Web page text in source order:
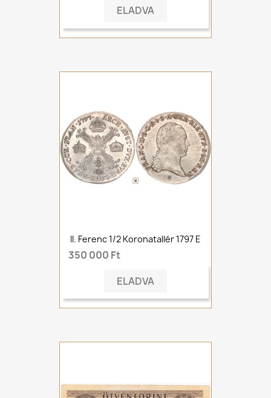
ELADVA
II. Ferenc 1/2 Koronatallér 1797 E
350 000 Ft
ELADVA